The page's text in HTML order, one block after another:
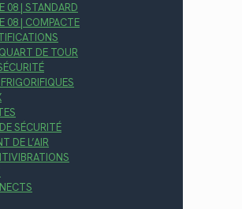
08 | STANDARD
08 | COMPACTE
DE TOUR
SÉCURITÉ
DE L’AIR